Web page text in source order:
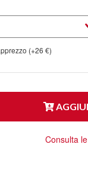
(+26 €)
Consulta